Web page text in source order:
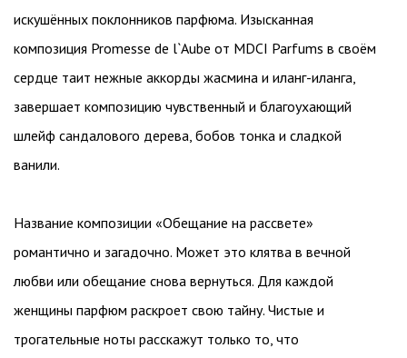
искушённых поклонников парфюма. Изысканная
композиция Promesse de l`Aube от MDCI Parfums в своём
сердце таит нежные аккорды жасмина и иланг-иланга,
завершает композицию чувственный и благоухающий
шлейф сандалового дерева, бобов тонка и сладкой
ванили.
Название композиции «Обещание на рассвете»
романтично и загадочно. Может это клятва в вечной
любви или обещание снова вернуться. Для каждой
женщины парфюм раскроет свою тайну. Чистые и
трогательные ноты расскажут только то, что